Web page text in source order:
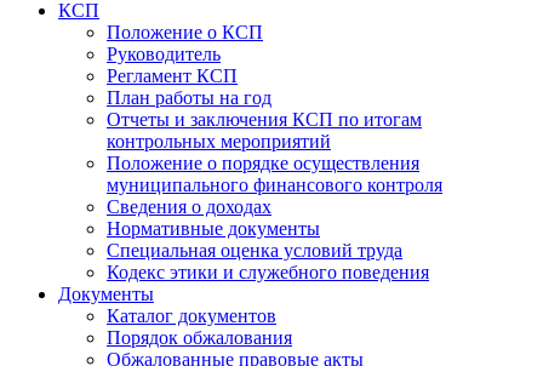
КСП
Положение о КСП
Руководитель
Регламент КСП
План работы на год
Отчеты и заключения КСП по итогам
контрольных мероприятий
Положение о порядке осуществления
муниципального финансового контроля
Сведения о доходах
Нормативные документы
Специальная оценка условий труда
Кодекс этики и служебного поведения
Документы
Каталог документов
Порядок обжалования
Обжалованные правовые акты